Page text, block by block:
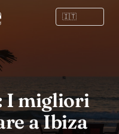
I migliori
a Ibiza